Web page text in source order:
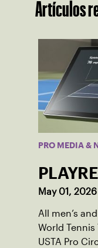
Artículos
PRO MEDIA &
May 01, 2026
All men’s
World
USTA Pro